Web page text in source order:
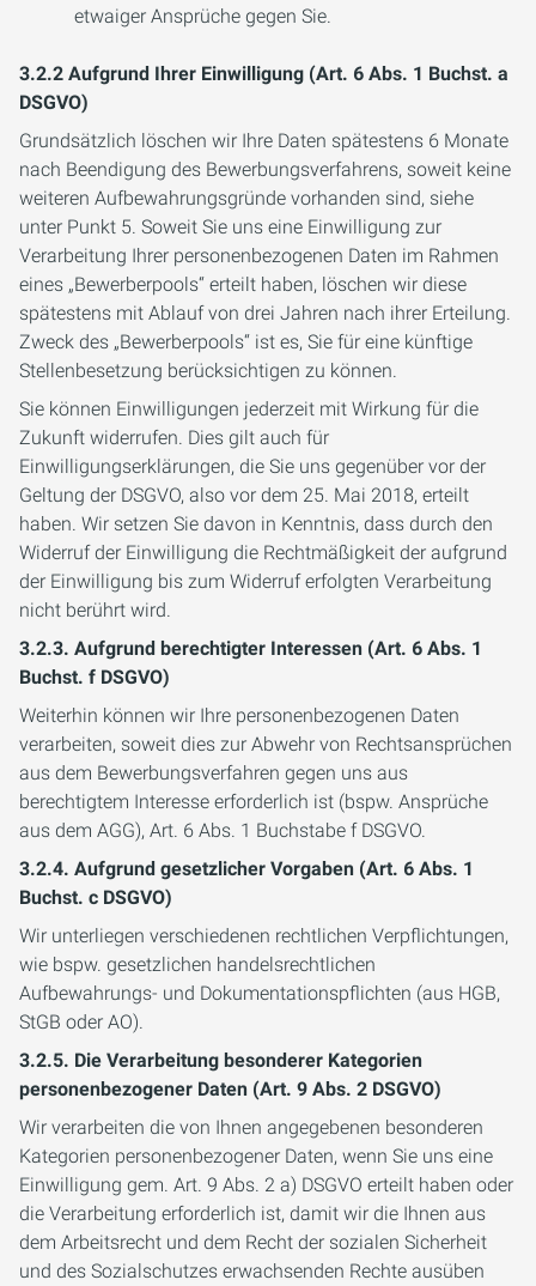
etwaiger Ansprüche gegen Sie.
3.2.2 Aufgrund Ihrer Einwilligung (Art. 6 Abs. 1 Buchst. a
DSGVO)
Grundsätzlich löschen wir Ihre Daten spätestens 6 Monate
nach Beendigung des Bewerbungsverfahrens, soweit keine
weiteren Aufbewahrungsgründe vorhanden sind, siehe
unter Punkt 5. Soweit Sie uns eine Einwilligung zur
Verarbeitung Ihrer personenbezogenen Daten im Rahmen
eines „Bewerberpools“ erteilt haben, löschen wir diese
spätestens mit Ablauf von drei Jahren nach ihrer Erteilung.
Zweck des „Bewerberpools“ ist es, Sie für eine künftige
Stellenbesetzung berücksichtigen zu können.
Sie können Einwilligungen jederzeit mit Wirkung für die
Zukunft widerrufen. Dies gilt auch für
Einwilligungserklärungen, die Sie uns gegenüber vor der
Geltung der DSGVO, also vor dem 25. Mai 2018, erteilt
haben. Wir setzen Sie davon in Kenntnis, dass durch den
Widerruf der Einwilligung die Rechtmäßigkeit der aufgrund
der Einwilligung bis zum Widerruf erfolgten Verarbeitung
nicht berührt wird.
3.2.3. Aufgrund berechtigter Interessen (Art. 6 Abs. 1
Buchst. f DSGVO)
Weiterhin können wir Ihre personenbezogenen Daten
verarbeiten, soweit dies zur Abwehr von Rechtsansprüchen
aus dem Bewerbungsverfahren gegen uns aus
berechtigtem Interesse erforderlich ist (bspw. Ansprüche
aus dem AGG), Art. 6 Abs. 1 Buchstabe f DSGVO.
3.2.4. Aufgrund gesetzlicher Vorgaben (Art. 6 Abs. 1
Buchst. c DSGVO)
Wir unterliegen verschiedenen rechtlichen Verpflichtungen,
wie bspw. gesetzlichen handelsrechtlichen
Aufbewahrungs- und Dokumentationspflichten (aus HGB,
StGB oder AO).
3.2.5. Die Verarbeitung besonderer Kategorien
personenbezogener Daten (Art. 9 Abs. 2 DSGVO)
Wir verarbeiten die von Ihnen angegebenen besonderen
Kategorien personenbezogener Daten, wenn Sie uns eine
Einwilligung gem. Art. 9 Abs. 2 a) DSGVO erteilt haben oder
die Verarbeitung erforderlich ist, damit wir die Ihnen aus
dem Arbeitsrecht und dem Recht der sozialen Sicherheit
und des Sozialschutzes erwachsenden Rechte ausüben